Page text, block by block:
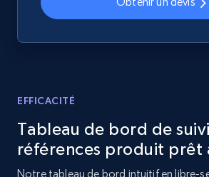
specific category URL
URL, Domain, Country code,
EFFICACITÉ
Tableau de bord de
références produit prêt
Notre tableau de bord intuitif en libre-